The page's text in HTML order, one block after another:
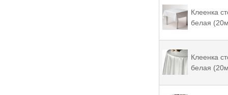
Клеенка
белая
Клеенка
белая